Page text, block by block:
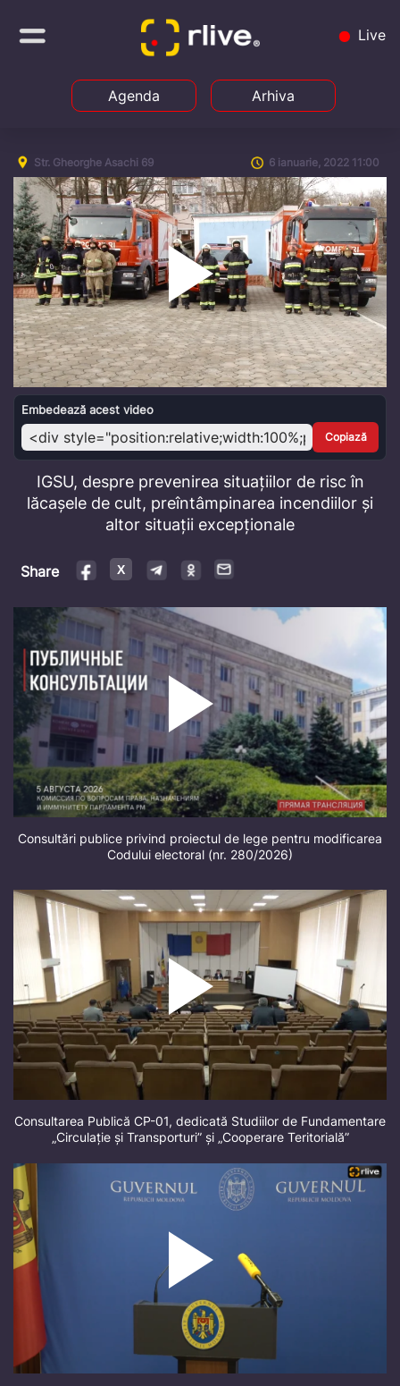
Live
Agenda Arhiva
Str. Gheorghe Asachi 69 6 ianuarie, 2022 11:00
Play
Video
Embedează acest video
Copiază
IGSU, despre prevenirea situațiilor de risc în
lăcașele de cult, preîntâmpinarea incendiilor și
altor situații excepționale
Share
Consultări publice privind proiectul de lege pentru modificarea
Codului electoral (nr. 280/2026)
Consultarea Publică CP-01, dedicată Studiilor de Fundamentare
„Circulație și Transporturi” și „Cooperare Teritorială”